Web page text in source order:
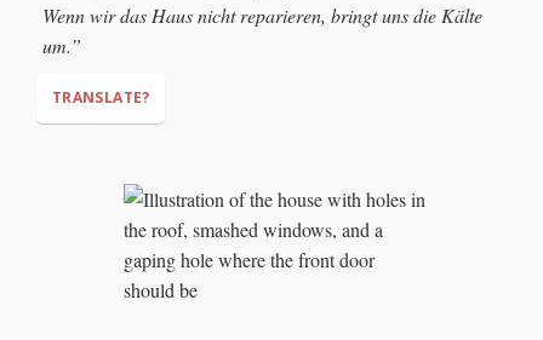
Wenn wir das Haus nicht reparieren, bringt uns die Kälte
um.”
TRANSLATE?
roof. The windows are broken. For heaven's sake, we have no
front door. Winter will soon arrive. If we don't fix the house,
the cold will kill us."